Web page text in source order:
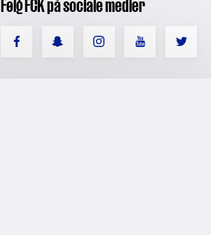
Følg FCK på sociale medier